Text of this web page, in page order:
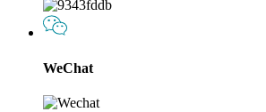
WeChat